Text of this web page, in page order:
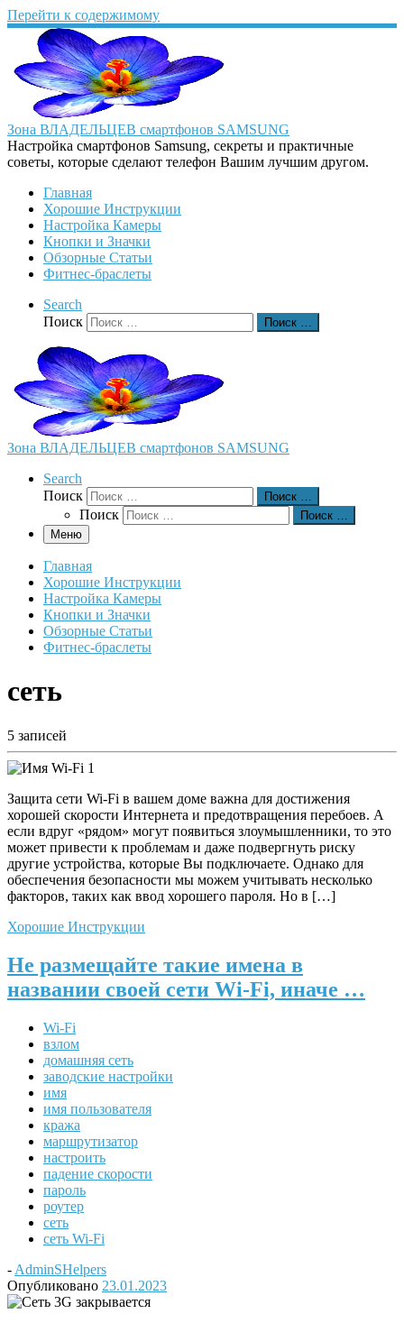
Перейти к содержимому
Зона ВЛАДЕЛЬЦЕВ смартфонов SAMSUNG
Настройка смартфонов Samsung, секреты и практичные
советы, которые сделают телефон Вашим лучшим другом.
Главная
Хорошие Инструкции
Настройка Камеры
Кнопки и Значки
Обзорные Статьи
Фитнес-браслеты
Search
Поиск
Поиск …
Зона ВЛАДЕЛЬЦЕВ смартфонов SAMSUNG
Search
Поиск
Поиск …
Поиск
Поиск …
Меню
Главная
Хорошие Инструкции
Настройка Камеры
Кнопки и Значки
Обзорные Статьи
Фитнес-браслеты
сеть
5 записей
Защита сети Wi-Fi в вашем доме важна для достижения
хорошей скорости Интернета и предотвращения перебоев. А
если вдруг «рядом» могут появиться злоумышленники, то это
может привести к проблемам и даже подвергнуть риску
другие устройства, которые Вы подключаете. Однако для
обеспечения безопасности мы можем учитывать несколько
факторов, таких как ввод хорошего пароля. Но в […]
Хорошие Инструкции
Не размещайте такие имена в
названии своей сети Wi-Fi, иначе …
Wi-Fi
взлом
домашняя сеть
заводские настройки
имя
имя пользователя
кража
маршрутизатор
настроить
падение скорости
пароль
роутер
сеть
сеть Wi-Fi
- AdminSHelpers
Опубликовано 23.01.2023